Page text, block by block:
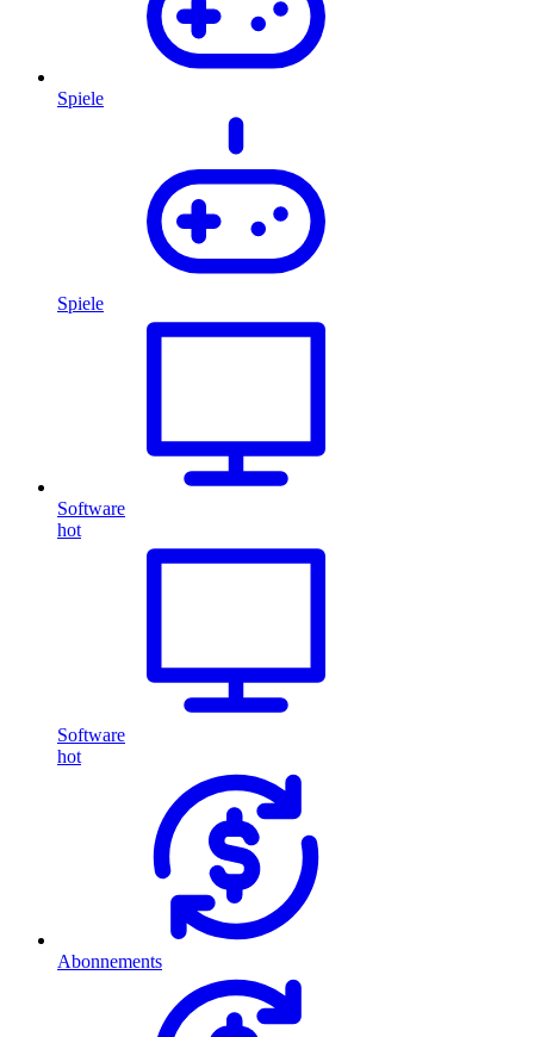
Spiele
Spiele
Software
hot
Software
hot
Abonnements